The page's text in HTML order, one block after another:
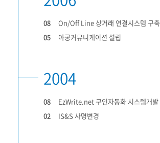
08
On/Off Line 상거래 연결시스템 구축
05
아콩커뮤니케이션 설립
2004
08
EzWrite.net 구인자동화 시스템개발
02
IS&S 사명변경